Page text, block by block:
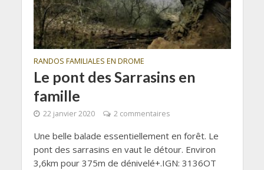
RANDOS FAMILIALES EN DROME
Le pont des Sarrasins en
famille
22 janvier 2020 2 commentaires
Une belle balade essentiellement en forêt. Le
pont des sarrasins en vaut le détour. Environ
3,6km pour 375m de dénivelé+.IGN: 3136OT